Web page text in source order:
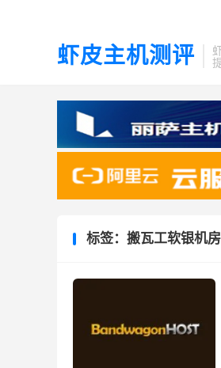
虾皮主机测评
标签：搬瓦工软银机房